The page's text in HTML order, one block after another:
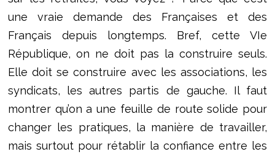
une vraie demande des Françaises et des
Français depuis longtemps. Bref, cette VIe
République, on ne doit pas la construire seuls.
Elle doit se construire avec les associations, les
syndicats, les autres partis de gauche. Il faut
montrer qu’on a une feuille de route solide pour
changer les pratiques, la manière de travailler,
mais surtout pour rétablir la confiance entre les